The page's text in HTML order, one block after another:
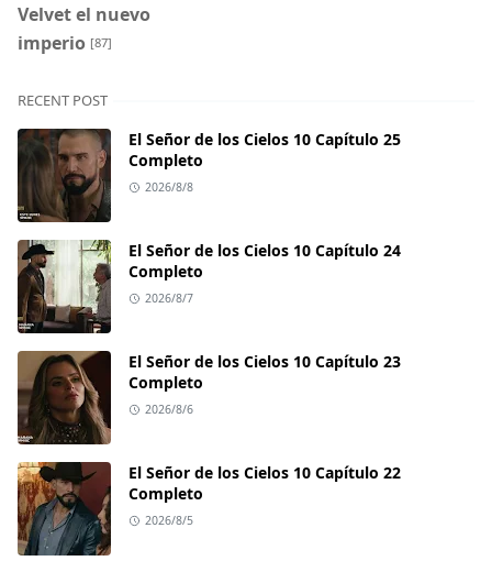
Velvet el nuevo
imperio [87]
RECENT POST
El Señor de los Cielos 10 Capítulo 25
Completo
2026/8/8
El Señor de los Cielos 10 Capítulo 24
Completo
2026/8/7
El Señor de los Cielos 10 Capítulo 23
Completo
2026/8/6
El Señor de los Cielos 10 Capítulo 22
Completo
2026/8/5